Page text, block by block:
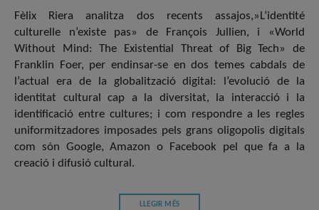
Fèlix Riera analitza dos recents assajos,»L’identité
culturelle n’existe pas» de François Jullien, i «World
Without Mind: The Existential Threat of Big Tech» de
Franklin Foer, per endinsar-se en dos temes cabdals de
l’actual era de la globalització digital: l’evolució de la
identitat cultural cap a la diversitat, la interacció i la
identificació entre cultures; i com respondre a les regles
uniformitzadores imposades pels grans oligopolis digitals
com són Google, Amazon o Facebook pel que fa a la
creació i difusió cultural.
LLEGIR MÉS